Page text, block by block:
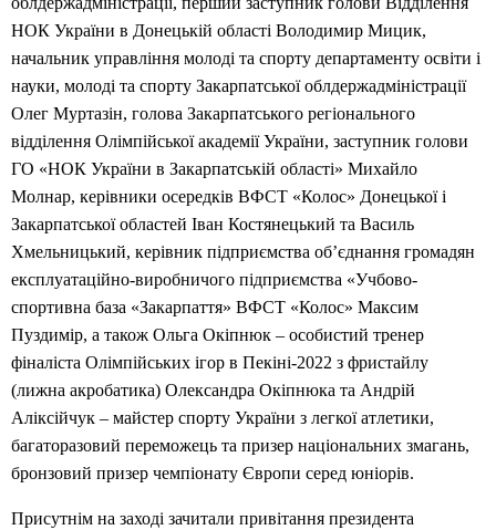
НОК України в Донецькій області Володимир Мицик,
начальник управління молоді та спорту департаменту освіти і
науки, молоді та спорту Закарпатської облдержадміністрації
Олег Муртазін, голова Закарпатського регіонального
відділення Олімпійської академії України, заступник голови
ГО «НОК України в Закарпатській області» Михайло
Молнар, керівники осередків ВФСТ «Колос» Донецької і
Закарпатської областей Іван Костянецький та Василь
Хмельницький, керівник підприємства об’єднання громадян
експлуатаційно-виробничого підприємства «Учбово-
спортивна база «Закарпаття» ВФСТ «Колос» Максим
Пуздимір, а також Ольга Окіпнюк – особистий тренер
фіналіста Олімпійських ігор в Пекіні-2022 з фристайлу
(лижна акробатика) Олександра Окіпнюка та Андрій
Аліксійчук – майстер спорту України з легкої атлетики,
багаторазовий переможець та призер національних змагань,
бронзовий призер чемпіонату Європи серед юніорів.
Присутнім на заході зачитали привітання президента